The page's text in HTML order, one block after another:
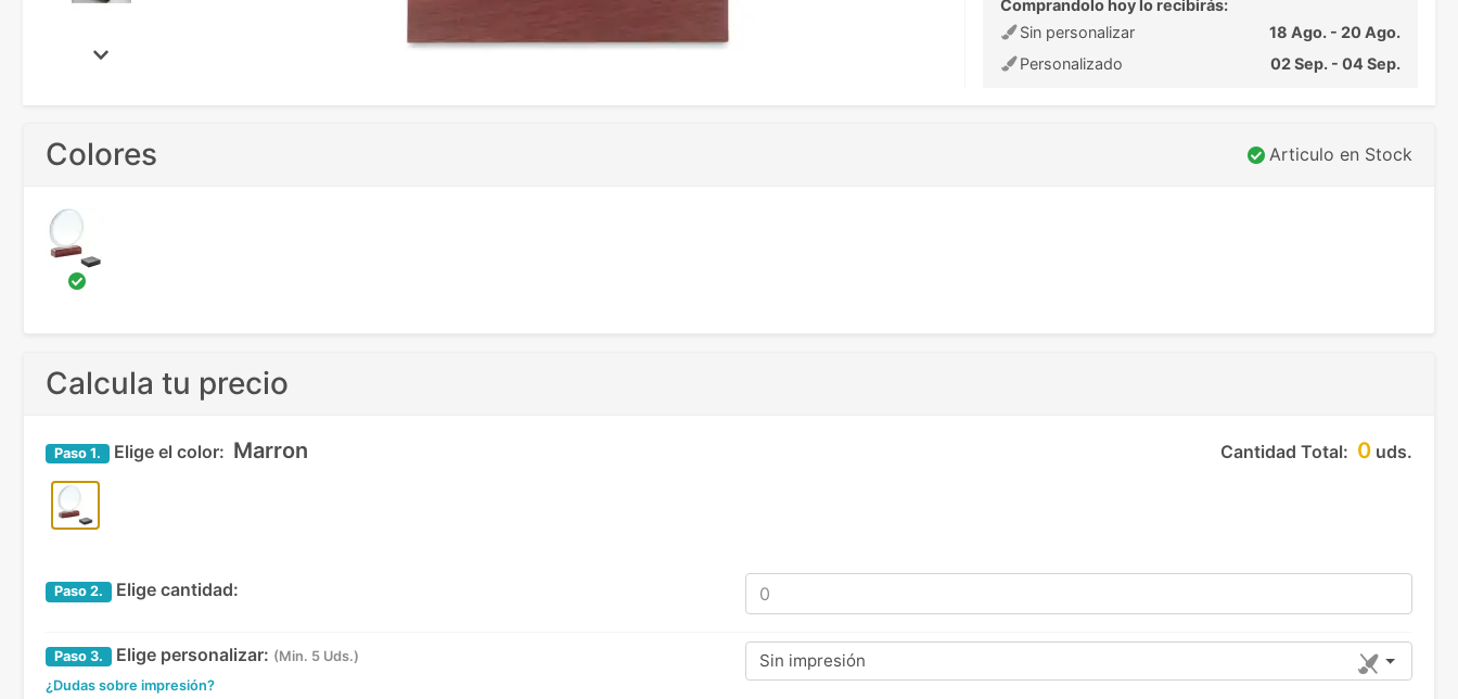
Comprandolo hoy lo recibirás:
Sin personalizar
18 Ago. - 20 Ago.
Personalizado
02 Sep. - 04 Sep.
Colores Articulo en Stock
Calcula tu precio
Cantidad Total: 0 uds.
Paso 1. Elige el color: Marron
Paso 2. Elige cantidad:
Paso 3. Elige personalizar: (Min. 5 Uds.)
¿Dudas sobre impresión?
Sin impresión